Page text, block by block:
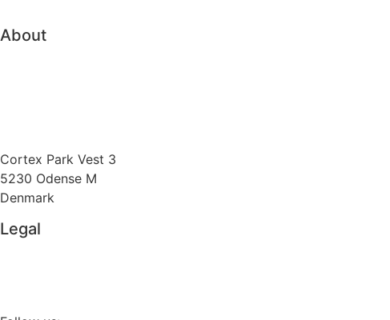
About
Cortex Park Vest 3
5230 Odense M
Denmark
Legal